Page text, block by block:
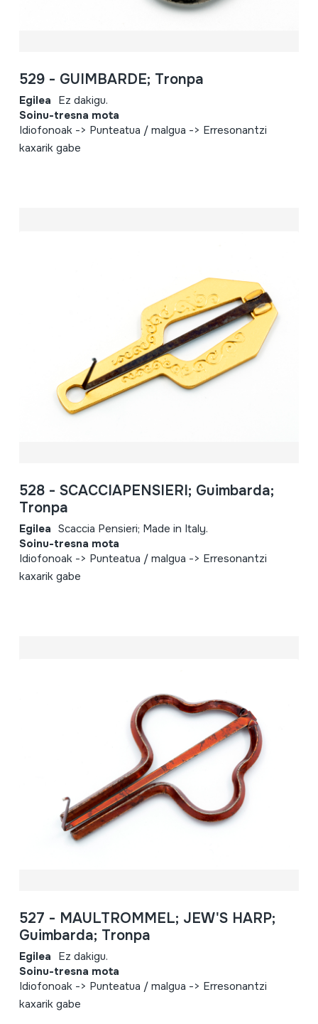
529 - GUIMBARDE; Tronpa
Egilea Ez dakigu.
Soinu-tresna mota
Idiofonoak -> Punteatua / malgua -> Erresonantzi
kaxarik gabe
528 - SCACCIAPENSIERI; Guimbarda;
Tronpa
Egilea Scaccia Pensieri; Made in Italy.
Soinu-tresna mota
Idiofonoak -> Punteatua / malgua -> Erresonantzi
kaxarik gabe
527 - MAULTROMMEL; JEW'S HARP;
Guimbarda; Tronpa
Egilea Ez dakigu.
Soinu-tresna mota
Idiofonoak -> Punteatua / malgua -> Erresonantzi
kaxarik gabe